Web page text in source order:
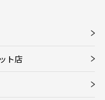
ト店